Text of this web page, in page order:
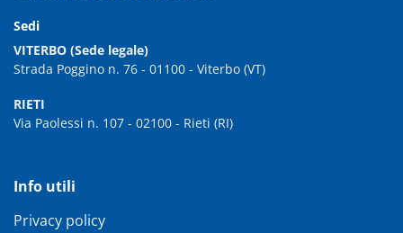
Sedi
VITERBO (Sede legale)
Strada Poggino n. 76 - 01100 - Viterbo (VT)
RIETI
Via Paolessi n. 107 - 02100 - Rieti (RI)
Info utili
Privacy policy